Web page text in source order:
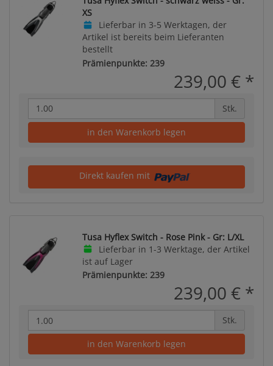
XS
Lieferbar in 3-5 Werktagen, der
Artikel ist bereits beim Lieferanten
bestellt
Prämienpunkte: 239
239,00 € *
Stk.
in den Warenkorb legen
Direkt kaufen mit
Tusa Hyflex Switch - Rose Pink - Gr: L/XL
Lieferbar in 1-3 Werktage, der Artikel
ist auf Lager
Prämienpunkte: 239
239,00 € *
Stk.
in den Warenkorb legen